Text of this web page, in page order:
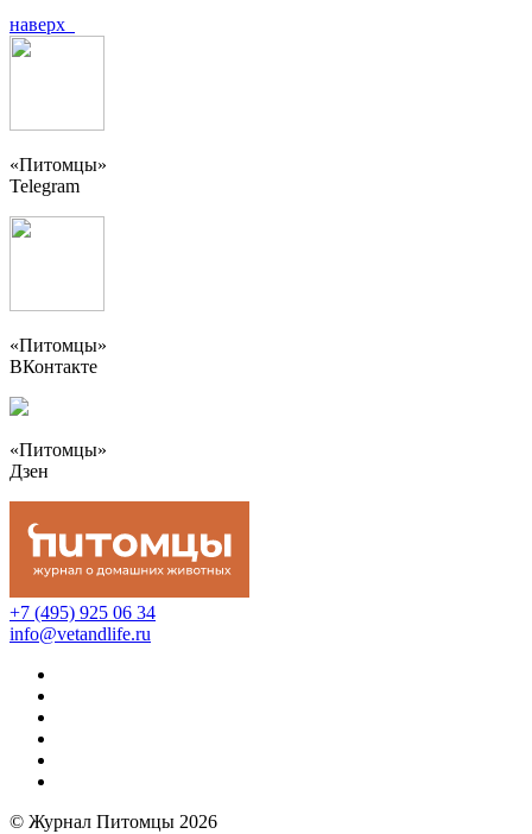
наверх
«Питомцы»
Telegram
«Питомцы»
ВКонтакте
«Питомцы»
Дзен
+7 (495) 925 06 34
info@vetandlife.ru
© Журнал Питомцы 2026